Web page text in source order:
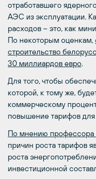
отработавшего
АЭС из эксплуатации.
расходов – это, как
По некоторым оценкам,
строительство
30 миллиардов евро.
Для того, чтобы
которой, к тому же,
коммерческому
повышение тарифов для
По мнению профессора
причин роста тарифов
роста
инвестиционной